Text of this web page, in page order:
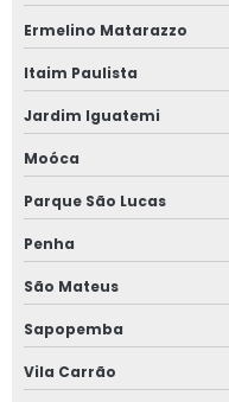
Janela sobreposta preço
Janela vedação acústica
Janela vidro duplo
Janela vidro duplo
Janela vidro duplo
Janela vidro duplo com
Janela de vidro duplo
Janela de vidro duplo
Ermelino Matarazzo
Itaim Paulista
Jardim Iguatemi
Moóca
Parque São Lucas
Penha
São Mateus
Sapopemba
Vila Carrão